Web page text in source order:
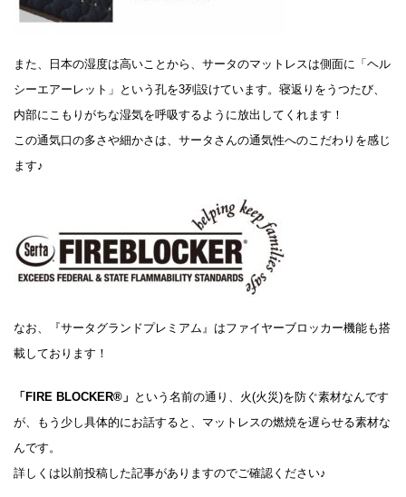
また、日本の湿度は高いことから、サータのマットレスは側面に「ヘル
シーエアーレット」という孔を3列設けています。寝返りをうつたび、
内部にこもりがちな湿気を呼吸するように放出してくれます！
この通気口の多さや細かさは、サータさんの通気性へのこだわりを感じ
ます♪
なお、『サータグランドプレミアム』はファイヤーブロッカー機能も搭
載しております！
「FIRE BLOCKER®」 という名前の通り、火(火災)を防ぐ素材なんです
が、もう少し具体的にお話すると、マットレスの燃焼を遅らせる素材な
んです。
詳しくは以前投稿した記事がありますのでご確認ください♪